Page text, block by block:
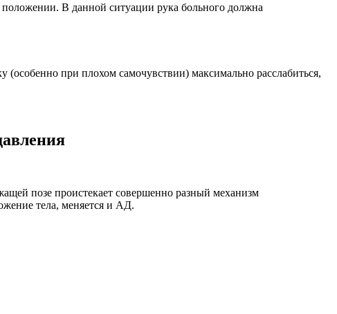
положении. В данной ситуации рука больного должна
при плохом самочувствии) максимально расслабиться,
позе проистекает совершенно разный механизм
тела, меняется и АД.